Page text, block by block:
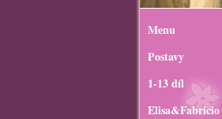
Menu
Postavy
1-13 díl
Elisa&Fabricio